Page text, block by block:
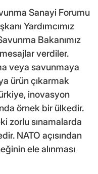
Sanayi Forumu
Yardımcımız
Bakanımız
verdiler.
veya savunmaya
ürün çıkarmak
inovasyon
örnek bir ülkedir.
zorlu sınamalarda
NATO açısından
ele alınması